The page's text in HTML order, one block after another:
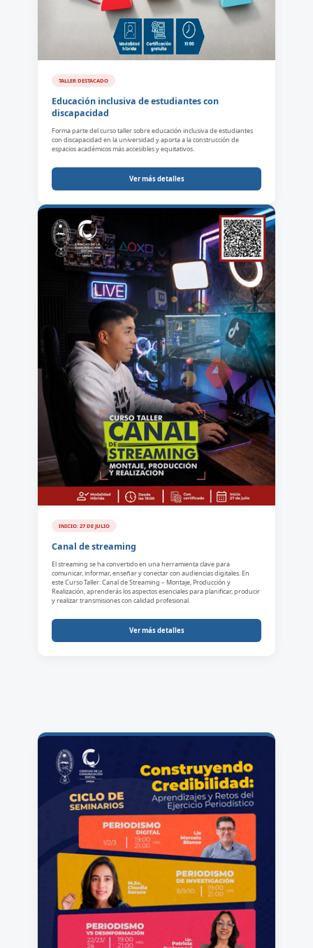
TALLER DESTACADO
Educación inclusiva de estudiantes con
discapacidad
Forma parte del curso taller sobre educación inclusiva de estudiantes
con discapacidad en la universidad y aporta a la construcción de
espacios académicos más accesibles y equitativos.
Ver más detalles
INICIO: 27 DE JULIO
Canal de streaming
El streaming se ha convertido en una herramienta clave para
comunicar, informar, enseñar y conectar con audiencias digitales. En
este Curso Taller: Canal de Streaming – Montaje, Producción y
Realización, aprenderás los aspectos esenciales para planificar, producir
y realizar transmisiones con calidad profesional.
Ver más detalles